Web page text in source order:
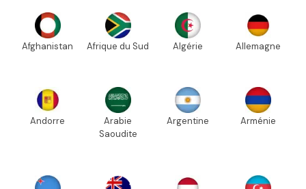
Afghanistan Afrique du Sud Algérie Allemagne
Andorre
Arabie
Saoudite
Argentine Arménie